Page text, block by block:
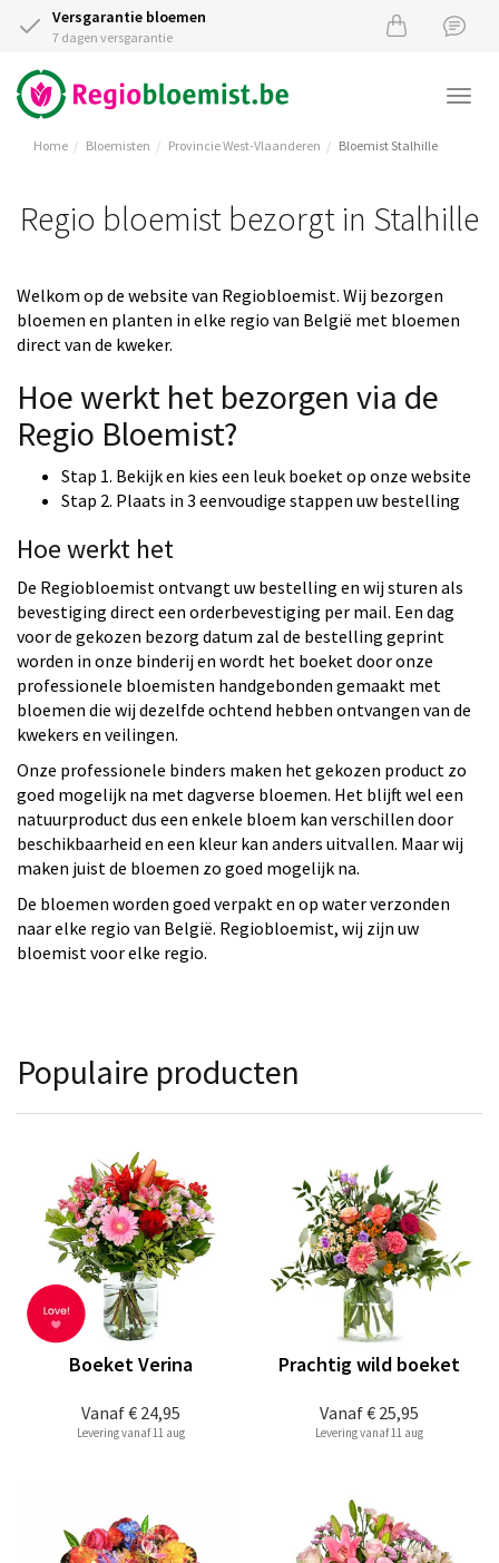
Versgarantie bloemen
7 dagen versgarantie
Home Bloemisten Provincie West-Vlaanderen Bloemist Stalhille
Regio bloemist bezorgt in Stalhille
Welkom op de website van Regiobloemist. Wij bezorgen
bloemen en planten in elke regio van België met bloemen
direct van de kweker.
Hoe werkt het bezorgen via de
Regio Bloemist?
Stap 1. Bekijk en kies een leuk boeket op onze website
Stap 2. Plaats in 3 eenvoudige stappen uw bestelling
Hoe werkt het
De Regiobloemist ontvangt uw bestelling en wij sturen als
bevestiging direct een orderbevestiging per mail. Een dag
voor de gekozen bezorg datum zal de bestelling geprint
worden in onze binderij en wordt het boeket door onze
professionele bloemisten handgebonden gemaakt met
bloemen die wij dezelfde ochtend hebben ontvangen van de
kwekers en veilingen.
Onze professionele binders maken het gekozen product zo
goed mogelijk na met dagverse bloemen. Het blijft wel een
natuurproduct dus een enkele bloem kan verschillen door
beschikbaarheid en een kleur kan anders uitvallen. Maar wij
maken juist de bloemen zo goed mogelijk na.
De bloemen worden goed verpakt en op water verzonden
naar elke regio van België. Regiobloemist, wij zijn uw
bloemist voor elke regio.
Populaire producten
Vanaf€ 24,95
Boeket Verina
Levering vanaf 11 aug
Vanaf€ 25,95
Prachtig wild boeket
Levering vanaf 11 aug